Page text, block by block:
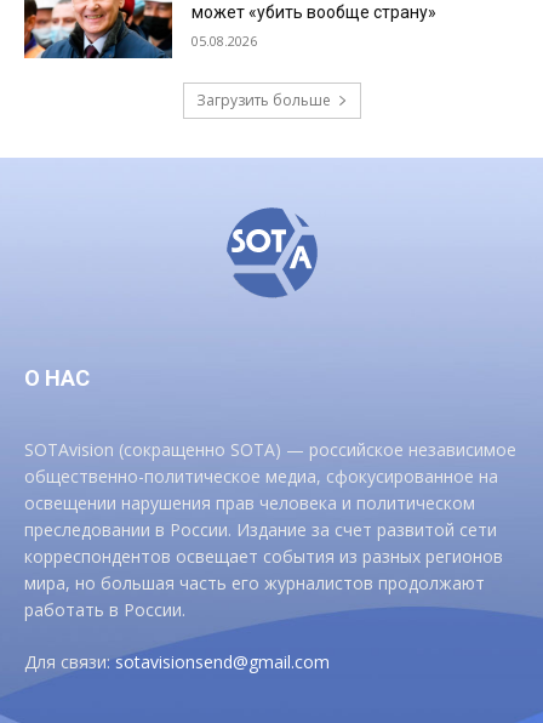
может «убить вообще страну»
05.08.2026
Загрузить больше
О НАС
SOTAvision (сокращенно SOTA) — российское независимое
общественно-политическое медиа, сфокусированное на
освещении нарушения прав человека и политическом
преследовании в России. Издание за счет развитой сети
корреспондентов освещает события из разных регионов
мира, но большая часть его журналистов продолжают
работать в России.
Для связи:sotavisionsend@gmail.com